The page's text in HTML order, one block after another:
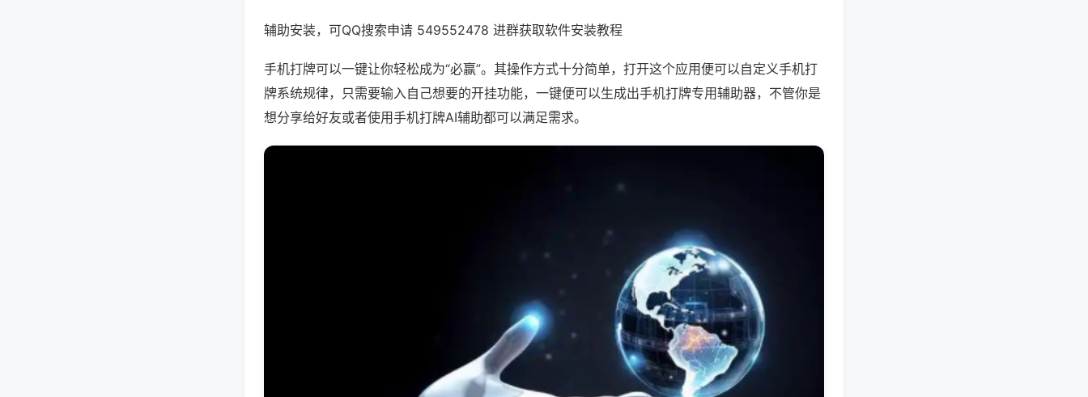
辅助安装，可QQ搜索申请 549552478 进群获取软件安装教程
手机打牌可以一键让你轻松成为“必赢”。其操作方式十分简单，打开这个应用便可以自定义手机打
牌系统规律，只需要输入自己想要的开挂功能，一键便可以生成出手机打牌专用辅助器，不管你是
想分享给好友或者使用手机打牌AI辅助都可以满足需求。